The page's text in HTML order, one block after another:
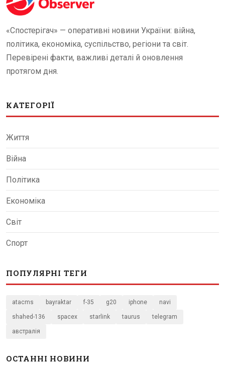
«Спостерігач» — оперативні новини України: війна,
політика, економіка, суспільство, регіони та світ.
Перевірені факти, важливі деталі й оновлення
протягом дня.
КАТЕГОРІЇ
Життя
Війна
Політика
Економіка
Світ
Спорт
ПОПУЛЯРНІ ТЕГИ
atacms bayraktar f-35 g20 iphone navi
shahed-136 spacex starlink taurus telegram
австралія
ОСТАННІ НОВИНИ